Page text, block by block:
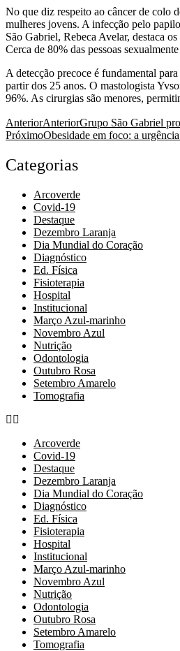
No que diz respeito ao câncer de colo
mulheres jovens. A infecção pelo
São Gabriel, Rebeca Avelar, destaca
Cerca de 80% das pessoas
A detecção precoce é fundamental
partir dos 25 anos. O mastologista
96%. As cirurgias são menores,
AnteriorAnteriorGrupo São Gabriel
PróximoObesidade em foco: a
Categorias
Arcoverde
Covid-19
Destaque
Dezembro Laranja
Dia Mundial do Coração
Diagnóstico
Ed. Física
Fisioterapia
Hospital
Institucional
Março Azul-marinho
Novembro Azul
Nutrição
Odontologia
Outubro Rosa
Setembro Amarelo
Tomografia
Arcoverde
Covid-19
Destaque
Dezembro Laranja
Dia Mundial do Coração
Diagnóstico
Ed. Física
Fisioterapia
Hospital
Institucional
Março Azul-marinho
Novembro Azul
Nutrição
Odontologia
Outubro Rosa
Setembro Amarelo
Tomografia